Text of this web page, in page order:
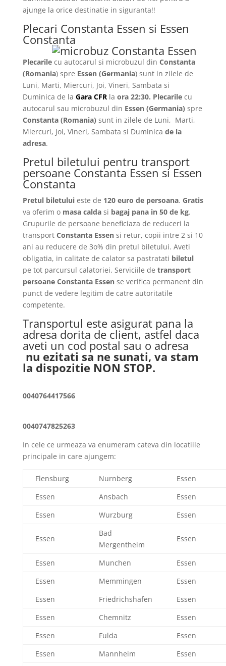
ajunge la orice destinatie in siguranta!!
Plecari Constanta Essen si Essen
Constanta
Plecarilecu autocarul si microbuzul din Constanta
(Romania) spre Essen (Germania) sunt in zilele de
Luni, Marti, Miercuri, Joi, Vineri, Sambata si
Duminica de la Gara CFRla ora 22:30. Plecarilecu
autocarul sau microbuzul din Essen (Germania) spre
Constanta (Romania) sunt in zilele de Luni, Marti,
Miercuri, Joi, Vineri, Sambata si Duminica de la
adresa.
Pretul biletului pentru transport
persoane Constanta Essen si Essen
Constanta
Pretul biletuluieste de 120 euro de persoana. Gratis
va oferim o masa caldasi bagaj pana in 50 de kg.
Grupurile de persoane beneficiaza de reduceri la
transport Constanta Essensi retur, copii intre 2 si 10
ani au reducere de 3o% din pretul biletului. Aveti
obligatia, in calitate de calator sa pastratati biletul
pe tot parcursul calatoriei. Serviciile de transport
persoane Constanta Essen se verifica permanent din
punct de vedere legitim de catre autoritatile
competente.
Transportul este asigurat pana la
adresa dorita de client, astfel daca
aveti un cod postal sau o adresa
nu ezitati sa ne sunati, va stam
la dispozitie NON STOP.
0040764417566
0040747825263
In cele ce urmeaza va enumeram cateva din locatiile
principale in care ajungem:
Flensburg Nurnberg
Essen
Essen
Ansbach
Essen
Essen
Wurzburg Essen
Essen
Bad
Mergentheim
Essen
Essen Munchen
Essen
Essen
Memmingen
Essen
Essen
Friedrichshafen
Essen
Essen
Chemnitz
Essen
Essen
Fulda
Essen
Essen
Mannheim
Essen